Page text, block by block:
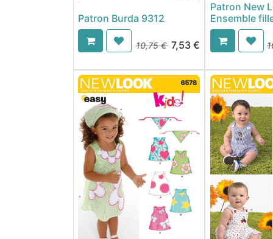
Patron Burda 9312
10,75€ 7,53€
Patron New
Ensemble